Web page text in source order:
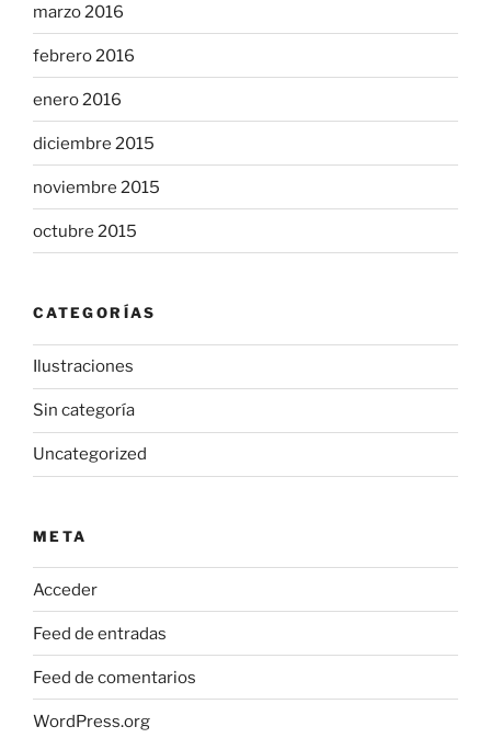
marzo 2016
febrero 2016
enero 2016
diciembre 2015
noviembre 2015
octubre 2015
CATEGORÍAS
Ilustraciones
Sin categoría
Uncategorized
META
Acceder
Feed de entradas
Feed de comentarios
WordPress.org